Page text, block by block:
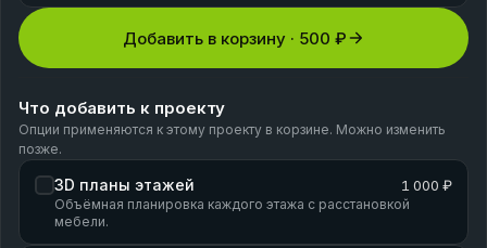
Добавить в корзину · 500 ₽
Что добавить к проекту
Опции применяются к этому проекту в корзине. Можно изменить
позже.
3D планы этажей 1 000 ₽
Объёмная планировка каждого этажа с расстановкой
мебели.